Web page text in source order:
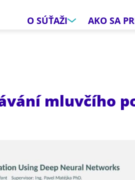
O SÚŤAŽI AKO SA
mluvčího